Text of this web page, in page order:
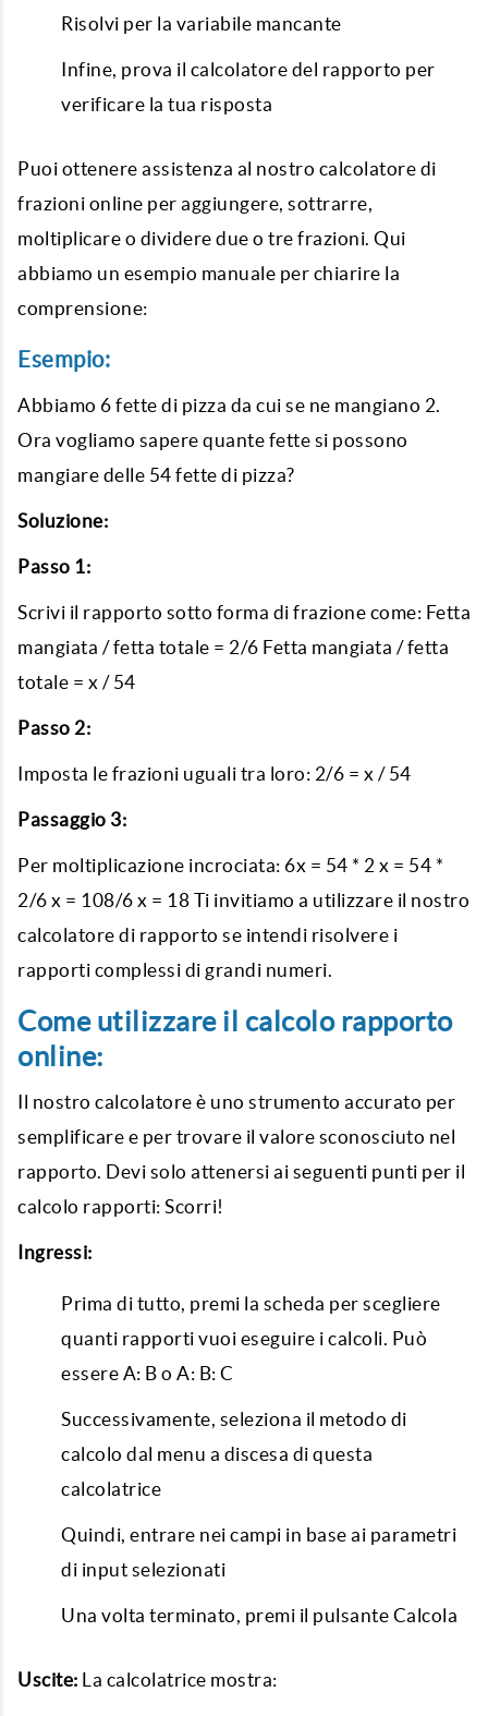
Risolvi per la variabile mancante
Infine, prova il calcolatore del rapporto per
verificare la tua risposta
Puoi ottenere assistenza al nostro calcolatore di
frazioni online per aggiungere, sottrarre,
moltiplicare o dividere due o tre frazioni. Qui
abbiamo un esempio manuale per chiarire la
comprensione:
Esempio:
Abbiamo 6 fette di pizza da cui se ne mangiano 2.
Ora vogliamo sapere quante fette si possono
mangiare delle 54 fette di pizza?
Soluzione:
Passo 1:
Scrivi il rapporto sotto forma di frazione come: Fetta
mangiata / fetta totale = 2/6 Fetta mangiata / fetta
totale = x / 54
Passo 2:
Imposta le frazioni uguali tra loro: 2/6 = x / 54
Passaggio 3:
Per moltiplicazione incrociata: 6x = 54 * 2 x = 54 *
2/6 x = 108/6 x = 18 Ti invitiamo a utilizzare il nostro
calcolatore di rapporto se intendi risolvere i
rapporti complessi di grandi numeri.
Come utilizzare il calcolo rapporto
online:
Il nostro calcolatore è uno strumento accurato per
semplificare e per trovare il valore sconosciuto nel
rapporto. Devi solo attenersi ai seguenti punti per il
calcolo rapporti: Scorri!
Ingressi:
Prima di tutto, premi la scheda per scegliere
quanti rapporti vuoi eseguire i calcoli. Può
essere A: B o A: B: C
Successivamente, seleziona il metodo di
calcolo dal menu a discesa di questa
calcolatrice
Quindi, entrare nei campi in base ai parametri
di input selezionati
Una volta terminato, premi il pulsante Calcola
Uscite: La calcolatrice mostra: